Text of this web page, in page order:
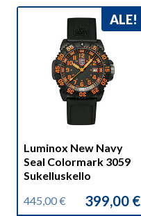
ALE!
Luminox New Navy
Seal Colormark 3059
Sukelluskello
445,00€
Alkuperäinen399,00 €
Nykyinen